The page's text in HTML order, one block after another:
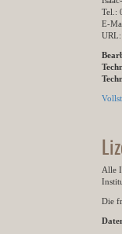
Tel.:
E-
URL:
Alle
Die